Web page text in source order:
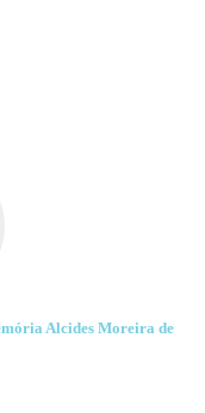
Alcides Moreira de